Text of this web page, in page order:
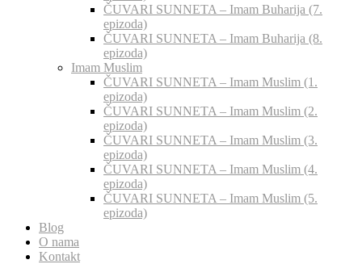
ČUVARI SUNNETA – Imam Buharija (7.
epizoda)
ČUVARI SUNNETA – Imam Buharija (8.
epizoda)
Imam Muslim
ČUVARI SUNNETA – Imam Muslim (1.
epizoda)
ČUVARI SUNNETA – Imam Muslim (2.
epizoda)
ČUVARI SUNNETA – Imam Muslim (3.
epizoda)
ČUVARI SUNNETA – Imam Muslim (4.
epizoda)
ČUVARI SUNNETA – Imam Muslim (5.
epizoda)
Blog
O nama
Kontakt